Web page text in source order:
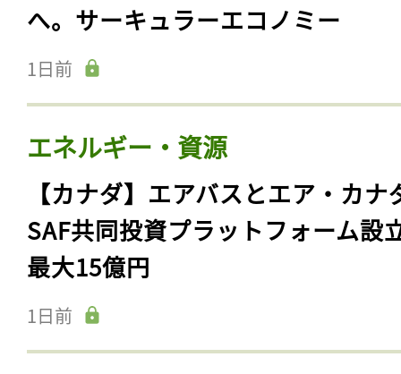
へ。サーキュラーエコノミー
1日前
エネルギー・資源
【カナダ】エアバスとエア・カナ
SAF共同投資プラットフォーム設
最大15億円
1日前